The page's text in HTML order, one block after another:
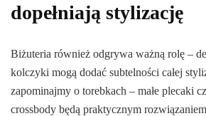
dopełniają stylizację
Biżuteria również odgrywa ważną rolę –
kolczyki mogą dodać subtelności całej
zapominajmy o torebkach – małe plecaki
crossbody będą praktycznym